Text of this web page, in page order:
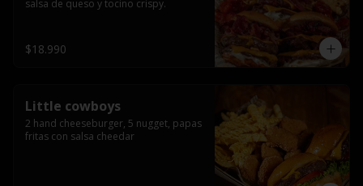
salsa de queso y tocino crispy.
$18.990
Little cowboys
2 hand cheeseburger, 5 nugget, papas
fritas con salsa cheedar